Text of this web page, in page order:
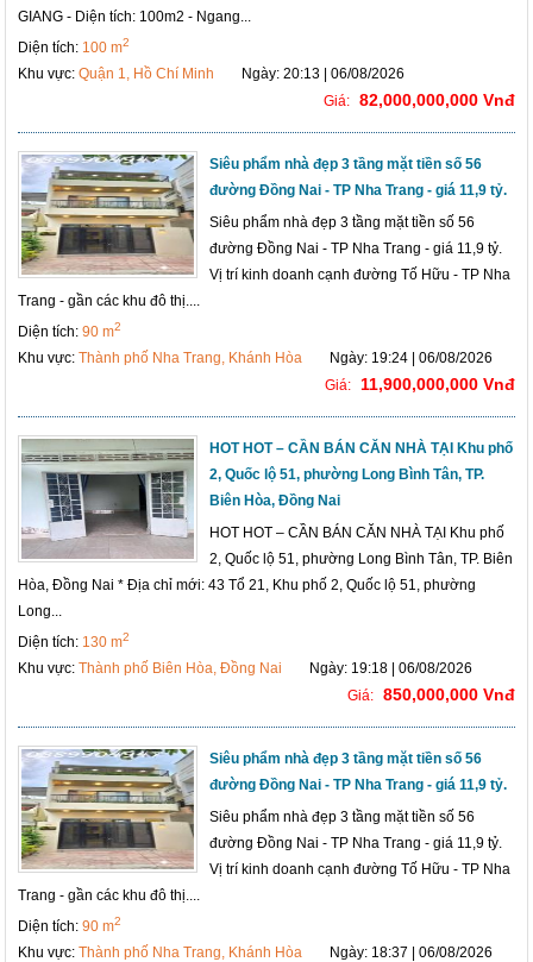
GIANG - Diện tích: 100m2 - Ngang...
Diện tích: 100 m2
Khu vực:Quận 1, Hồ Chí Minh
Ngày: 20:13 | 06/08/2026
Giá: 82,000,000,000 Vnđ
Siêu phẩm nhà đẹp 3 tầng mặt tiền số 56
đường Đồng Nai - TP Nha Trang - giá 11,9 tỷ.
Siêu phẩm nhà đẹp 3 tầng mặt tiền số 56
đường Đồng Nai - TP Nha Trang - giá 11,9 tỷ.
Vị trí kinh doanh cạnh đường Tố Hữu - TP Nha
Trang - gần các khu đô thị....
Diện tích:90 m2
Khu vực:Thành phố Nha Trang, Khánh Hòa
Ngày: 19:24 | 06/08/2026
Giá:
11,900,000,000 Vnđ
HOT HOT – CẦN BÁN CĂN NHÀ TẠI Khu phố
2, Quốc lộ 51, phường Long Bình Tân, TP.
Biên Hòa, Đồng Nai
HOT HOT – CẦN BÁN CĂN NHÀ TẠI Khu phố
2, Quốc lộ 51, phường Long Bình Tân, TP. Biên
Hòa, Đồng Nai * Địa chỉ mới: 43 Tổ 21, Khu phố 2, Quốc lộ 51, phường
Long...
Diện tích: 130 m2
Khu vực:Thành phố Biên Hòa, Đồng Nai
Ngày: 19:18 | 06/08/2026
Giá: 850,000,000 Vnđ
Siêu phẩm nhà đẹp 3 tầng mặt tiền số 56
đường Đồng Nai - TP Nha Trang - giá 11,9 tỷ.
Siêu phẩm nhà đẹp 3 tầng mặt tiền số 56
đường Đồng Nai - TP Nha Trang - giá 11,9 tỷ.
Vị trí kinh doanh cạnh đường Tố Hữu - TP Nha
Trang - gần các khu đô thị....
Diện tích:90 m2
Khu vực:Thành phố Nha Trang, Khánh Hòa
Ngày: 18:37 | 06/08/2026